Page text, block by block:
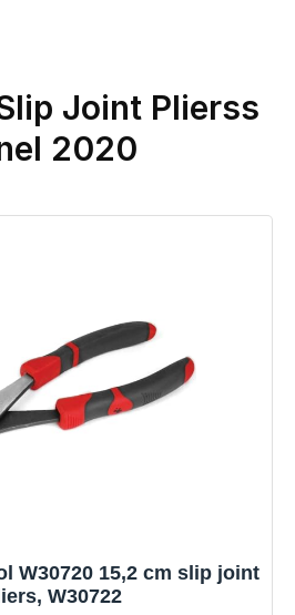
Joint Plierss
2020
W30720 15,2 cm slip joint
W30722